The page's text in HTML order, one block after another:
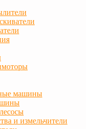
машины
и измельчители